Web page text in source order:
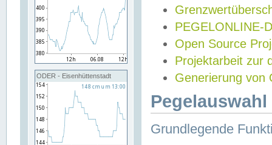
ODER - Eisenhüttenstadt
PEGELONLINE-
Open Source
Projektarbeit zur
Generierung von
Grundlegende